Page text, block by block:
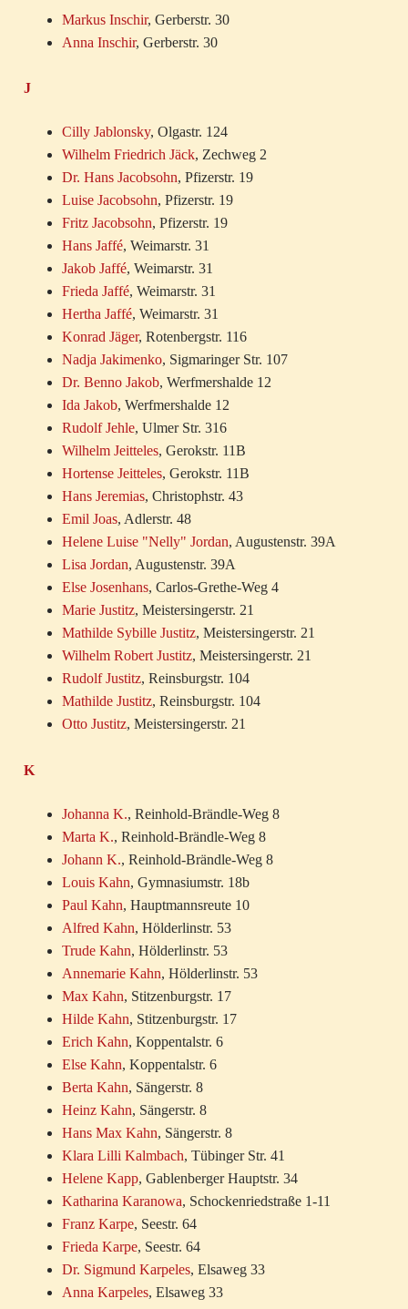
Markus Inschir, Gerberstr. 30
Anna Inschir, Gerberstr. 30
J
Cilly Jablonsky, Olgastr. 124
Wilhelm Friedrich Jäck, Zechweg 2
Dr. Hans Jacobsohn, Pfizerstr. 19
Luise Jacobsohn, Pfizerstr. 19
Fritz Jacobsohn, Pfizerstr. 19
Hans Jaffé, Weimarstr. 31
Jakob Jaffé, Weimarstr. 31
Frieda Jaffé, Weimarstr. 31
Hertha Jaffé, Weimarstr. 31
Konrad Jäger, Rotenbergstr. 116
Nadja Jakimenko, Sigmaringer Str. 107
Dr. Benno Jakob, Werfmershalde 12
Ida Jakob, Werfmershalde 12
Rudolf Jehle, Ulmer Str. 316
Wilhelm Jeitteles, Gerokstr. 11B
Hortense Jeitteles, Gerokstr. 11B
Hans Jeremias, Christophstr. 43
Emil Joas, Adlerstr. 48
Helene Luise "Nelly" Jordan, Augustenstr. 39A
Lisa Jordan, Augustenstr. 39A
Else Josenhans, Carlos-Grethe-Weg 4
Marie Justitz, Meistersingerstr. 21
Mathilde Sybille Justitz, Meistersingerstr. 21
Wilhelm Robert Justitz, Meistersingerstr. 21
Rudolf Justitz, Reinsburgstr. 104
Mathilde Justitz, Reinsburgstr. 104
Otto Justitz, Meistersingerstr. 21
K
Johanna K., Reinhold-Brändle-Weg 8
Marta K., Reinhold-Brändle-Weg 8
Johann K., Reinhold-Brändle-Weg 8
Louis Kahn, Gymnasiumstr. 18b
Paul Kahn, Hauptmannsreute 10
Alfred Kahn, Hölderlinstr. 53
Trude Kahn, Hölderlinstr. 53
Annemarie Kahn, Hölderlinstr. 53
Max Kahn, Stitzenburgstr. 17
Hilde Kahn, Stitzenburgstr. 17
Erich Kahn, Koppentalstr. 6
Else Kahn, Koppentalstr. 6
Berta Kahn, Sängerstr. 8
Heinz Kahn, Sängerstr. 8
Hans Max Kahn, Sängerstr. 8
Klara Lilli Kalmbach, Tübinger Str. 41
Helene Kapp, Gablenberger Hauptstr. 34
Katharina Karanowa, Schockenriedstraße 1-11
Franz Karpe, Seestr. 64
Frieda Karpe, Seestr. 64
Dr. Sigmund Karpeles, Elsaweg 33
Anna Karpeles, Elsaweg 33